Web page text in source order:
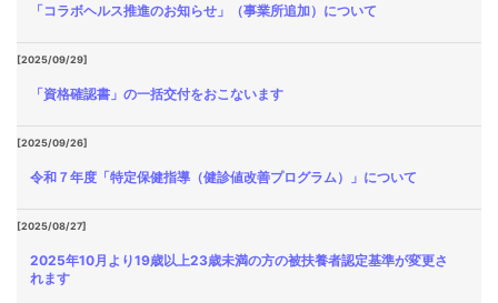
「コラボヘルス推進のお知らせ」（事業所追加）について
[2025/09/29]
「資格確認書」の一括交付をおこないます
[2025/09/26]
令和７年度「特定保健指導（健診値改善プログラム）」について
[2025/08/27]
2025年10月より19歳以上23歳未満の方の被扶養者認定基準が変更さ
れます